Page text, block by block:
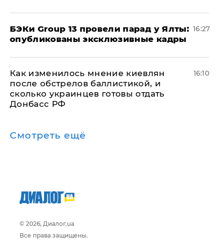
​БЭКи Group 13 провели парад у Ялты:
опубликованы эксклюзивные кадры
16:27
Как изменилось мнение киевлян
после обстрелов баллистикой, и
сколько украинцев готовы отдать
Донбасс РФ
16:10
Смотреть ещё
© 2026, Диалог.ua
Все права защищены.